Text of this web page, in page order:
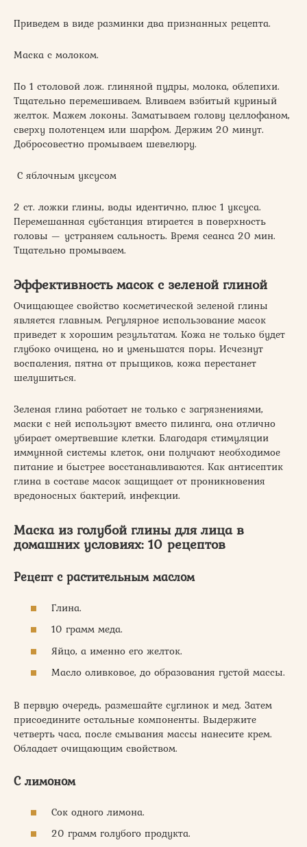
Приведем в виде разминки два признанных рецепта.
Маска с молоком.
По 1 столовой лож. глиняной пудры, молока, облепихи.
Тщательно перемешиваем. Вливаем взбитый куриный
желток. Мажем локоны. Заматываем голову целлофаном,
сверху полотенцем или шарфом. Держим 20 минут.
Добросовестно промываем шевелюру.
С яблочным уксусом
2 ст. ложки глины, воды идентично, плюс 1 уксуса.
Перемешанная субстанция втирается в поверхность
головы — устраняем сальность. Время сеанса 20 мин.
Тщательно промываем.
Эффективность масок с зеленой глиной
Очищающее свойство косметической зеленой глины
является главным. Регулярное использование масок
приведет к хорошим результатам. Кожа не только будет
глубоко очищена, но и уменьшатся поры. Исчезнут
воспаления, пятна от прыщиков, кожа перестанет
шелушиться.
Зеленая глина работает не только с загрязнениями,
маски с ней используют вместо пилинга, она отлично
убирает омертвевшие клетки. Благодаря стимуляции
иммунной системы клеток, они получают необходимое
питание и быстрее восстанавливаются. Как антисептик
глина в составе масок защищает от проникновения
вредоносных бактерий, инфекции.
Маска из голубой глины для лица в
домашних условиях: 10 рецептов
Рецепт с растительным маслом
Глина.
10 грамм меда.
Яйцо, а именно его желток.
Масло оливковое, до образования густой массы.
В первую очередь, размешайте суглинок и мед. Затем
присоедините остальные компоненты. Выдержите
четверть часа, после смывания массы нанесите крем.
Обладает очищающим свойством.
С лимоном
Сок одного лимона.
20 грамм голубого продукта.